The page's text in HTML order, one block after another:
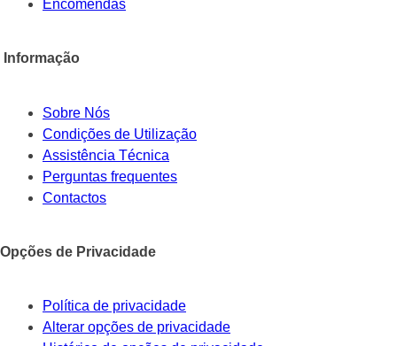
Encomendas
Informação
Sobre Nós
Condições de Utilização
Assistência Técnica
Perguntas frequentes
Contactos
Opções de Privacidade
Política de privacidade
Alterar opções de privacidade